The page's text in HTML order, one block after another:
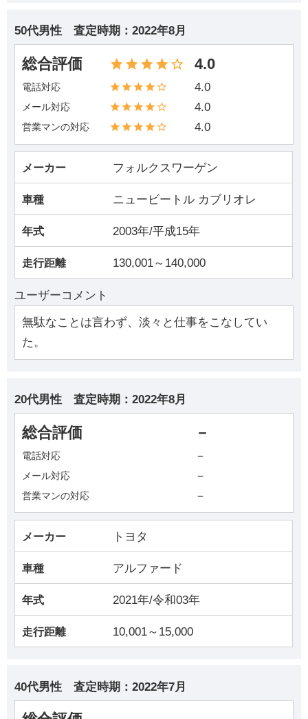
50代男性 査定時期： 2022年8月
総合評価 4.0
電話対応 4.0
メール対応 4.0
営業マンの対応 4.0
メーカー フォルクスワーゲン
車種 ニュービートル カブリオレ
年式 2003年/平成15年
走行距離 130,001～140,000
ユーザーコメント
無駄なことは言わず、淡々と仕事をこなしてい
た。
20代男性 査定時期： 2022年8月
総合評価 －
電話対応 －
メール対応 －
営業マンの対応 －
メーカー トヨタ
車種 アルファード
年式 2021年/令和03年
走行距離 10,001～15,000
40代男性 査定時期： 2022年7月